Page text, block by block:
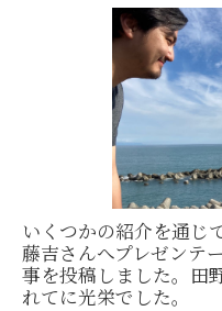
いくつかの紹介を通じ
藤吉さんへプレゼンテ
事を投稿しました。田
れてに光栄でした。